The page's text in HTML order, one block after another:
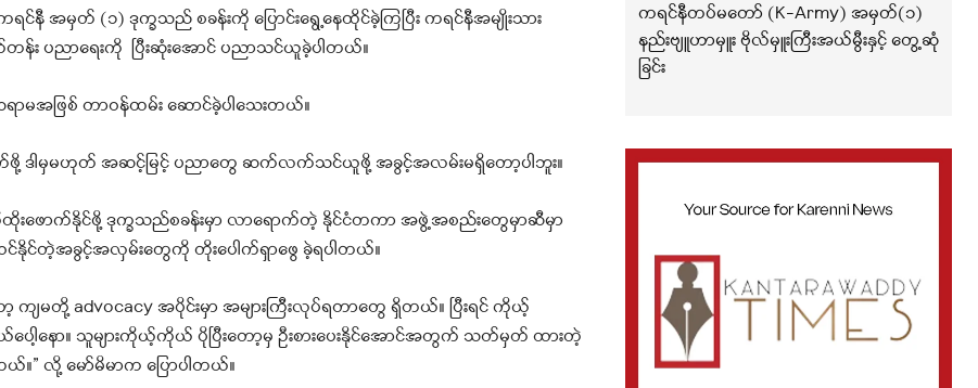
အမှတ် (၁) ဒုက္ခသည် စခန်းကို ပြောင်းရွေ့နေထိုင်ခဲ့ကြပြီး ကရင်နီအမျိုးသား
း ပညာရေးကို ပြီးဆုံးအောင် ပညာသင်ယူခဲ့ပါတယ်။
ာမအဖြစ် တာဝန်ထမ်း ဆောင်ခဲ့ပါသေးတယ်။
ဖို့ ဒါမှမဟုတ် အဆင့်မြင့် ပညာတွေ ဆက်လက်သင်ယူဖို့ အခွင့်အလမ်းမရှိတော့ပါဘူး။
ဖောက်နိုင်ဖို့ ဒုက္ခသည်စခန်းမှာ လာရောက်တဲ့ နိုင်ငံတကာ အဖွဲ့အစည်းတွေမှာဆီမှာ
င်တဲ့အခွင့်အလှမ်းတွေကို တိုးပေါက်ရှာဖွေ ခဲ့ရပါတယ်။
မတို့ advocacy အပိုင်းမှာ အများကြီးလုပ်ရတာတွေ ရှိတယ်။ ပြီးရင် ကိုယ့်
ါ့နော။ သူများကိုယ့်ကိုယ် ပိုပြီးတော့မှ ဦးစားပေးနိုင်အောင်အတွက် သတ်မှတ် ထားတဲ့
။” လို့ မော်မိမာက ပြောပါတယ်။
ကရင်နီတပ်မတော် (K-Army) အမှတ်(၁)
နည်းဗျူဟာမှူး ဗိုလ်မှူးကြီးအယ်မွီးနှင့် တွေ့ဆုံ
ခြင်း